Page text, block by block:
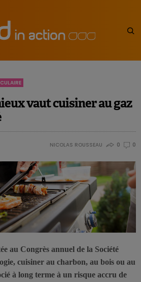
vaut cuisiner au gaz
NICOLAS ROUSSEAU 0 0
au Congrès annuel de la Société
cuisiner au charbon, au bois ou au
à long terme à un risque accru de